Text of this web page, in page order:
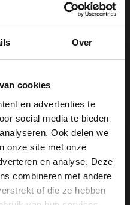
Over
cookies
en advertenties te
social media te bieden
Ook delen we
onze site met onze
en analyse. Deze
combineren met andere
of die ze hebben
drogen aan de lucht.
toevoegen
vergelijking
Korting